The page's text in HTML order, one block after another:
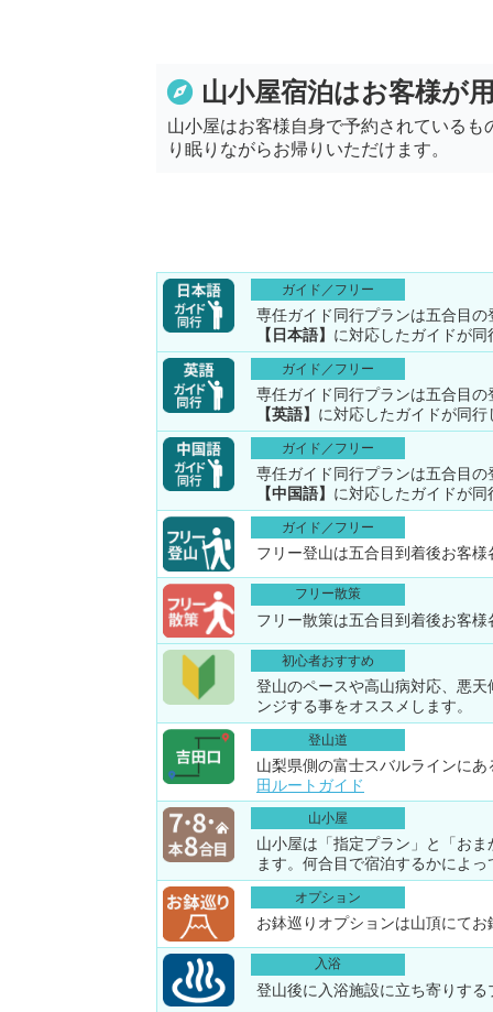
山小屋宿泊はお客様が
山小屋はお客様自身で予約されている
り眠りながらお帰りいただけます。
ガイド／フリー
専任ガイド同行プランは五合目
【日本語】 に対応したガイドが同
ガイド／フリー
専任ガイド同行プランは五合目
【英語】 に対応したガイドが同行
ガイド／フリー
専任ガイド同行プランは五合目
【中国語】 に対応したガイドが同
ガイド／フリー
フリー登山は五合目到着後お客
フリー散策
フリー散策は五合目到着後お客
初心者おすすめ
登山のペースや高山病対応、悪
ンジする事をオススメします。
登山道
山梨県側の富士スバルラインに
田ルートガイド
山小屋
山小屋は「指定プラン」と「お
ます。何合目で宿泊するかによ
オプション
お鉢巡りオプションは山頂にて
入浴
登山後に入浴施設に立ち寄りす